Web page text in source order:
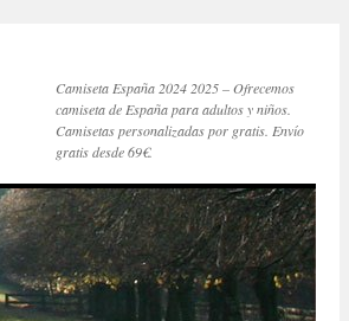
Camiseta España 2024 2025 – Ofrecemos
camiseta de España para adultos y niños.
Camisetas personalizadas por gratis. Envío
gratis desde 69€.